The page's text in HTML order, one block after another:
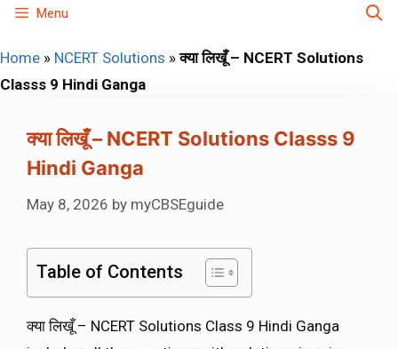
Skip
content
Menu
Home » NCERT Solutions »क्या लिखूँ – NCERT Solutions
Classs 9 Hindi Ganga
क्या लिखूँ – NCERT Solutions Classs 9
Hindi Ganga
May 8, 2026 by myCBSEguide
Table of Contents
क्या लिखूँ – NCERT Solutions Class 9 Hindi Ganga